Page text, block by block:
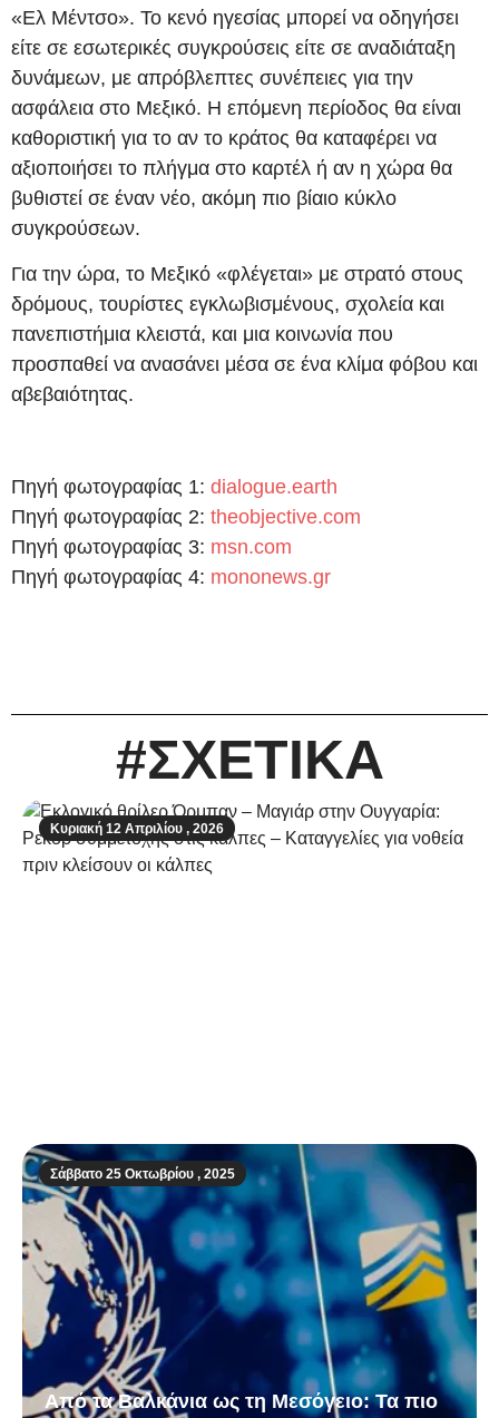
«Ελ Μέντσο». Το κενό ηγεσίας μπορεί να οδηγήσει
είτε σε εσωτερικές συγκρούσεις είτε σε αναδιάταξη
δυνάμεων, με απρόβλεπτες συνέπειες για την
ασφάλεια στο Μεξικό. Η επόμενη περίοδος θα είναι
καθοριστική για το αν το κράτος θα καταφέρει να
αξιοποιήσει το πλήγμα στο καρτέλ ή αν η χώρα θα
βυθιστεί σε έναν νέο, ακόμη πιο βίαιο κύκλο
συγκρούσεων.
Για την ώρα, το Μεξικό «φλέγεται» με στρατό στους
δρόμους, τουρίστες εγκλωβισμένους, σχολεία και
πανεπιστήμια κλειστά, και μια κοινωνία που
προσπαθεί να ανασάνει μέσα σε ένα κλίμα φόβου και
αβεβαιότητας.
Πηγή φωτογραφίας 1: dialogue.earth
Πηγή φωτογραφίας 2: theobjective.com
Πηγή φωτογραφίας 3: msn.com
Πηγή φωτογραφίας 4: mononews.gr
#ΣΧΕΤΙΚΑ
Κυριακή 12 Απριλίου , 2026
Σάββατο 25 Οκτωβρίου , 2025
Από τα Βαλκάνια ως τη Μεσόγειο: Τα πιο